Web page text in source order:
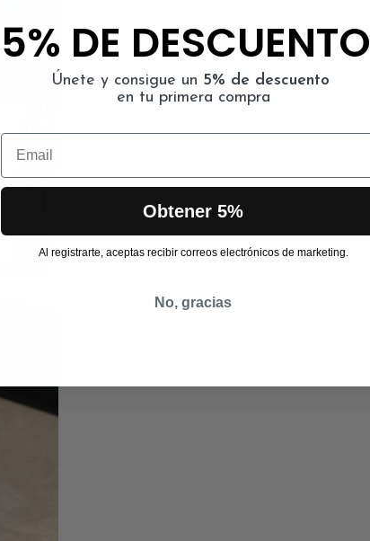
5% DE DESCUENTO
Únete y consigue un 5% de descuento
en tu primera compra
Email
Obtener 5%
Al registrarte, aceptas recibir correos electrónicos de marketing.
No, gracias